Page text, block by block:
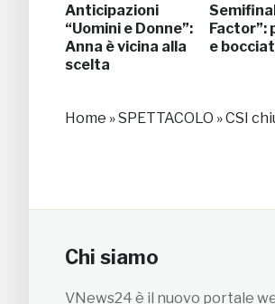
Anticipazioni
“Uomini e Donne”:
Anna è vicina alla
scelta
Factor”:
e
Home »SPETTACOLO »CSI
Chi siamo
VNews24 è il nuovo portale